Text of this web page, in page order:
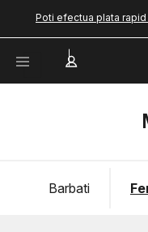
Poti efectua plata
Barbati